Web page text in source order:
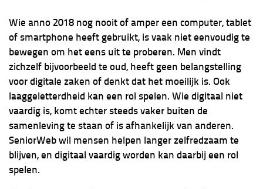
Wie anno 2018 nog nooit of amper een computer, tablet
of smartphone heeft gebruikt, is vaak niet eenvoudig te
bewegen om het eens uit te proberen. Men vindt
zichzelf bijvoorbeeld te oud, heeft geen belangstelling
voor digitale zaken of denkt dat het moeilijk is. Ook
laaggeletterdheid kan een rol spelen. Wie digitaal niet
vaardig is, komt echter steeds vaker buiten de
samenleving te staan of is afhankelijk van anderen.
SeniorWeb wil mensen helpen langer zelfredzaam te
blijven, en digitaal vaardig worden kan daarbij een rol
spelen.